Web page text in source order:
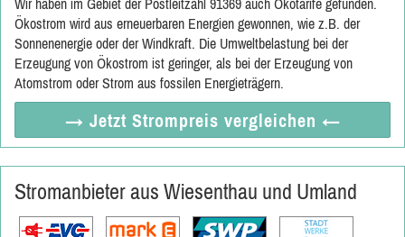
Wir haben im Gebiet der Postleitzahl 91369 auch Ökotarife gefunden.
Ökostrom wird aus erneuerbaren Energien gewonnen, wie z.B. der
Sonnenenergie oder der Windkraft. Die Umweltbelastung bei der
Erzeugung von Ökostrom ist geringer, als bei der Erzeugung von
Atomstrom oder Strom aus fossilen Energieträgern.
→ Jetzt Strompreis vergleichen ←
Stromanbieter aus Wiesenthau und Umland